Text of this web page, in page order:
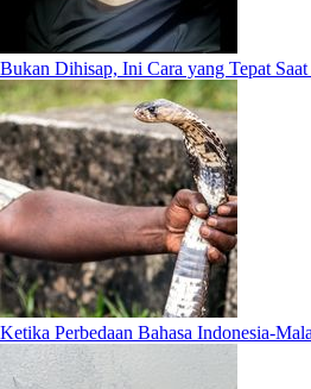
Bukan Dihisap, Ini Cara yang Tepat
Ketika Perbedaan Bahasa Indonesia-